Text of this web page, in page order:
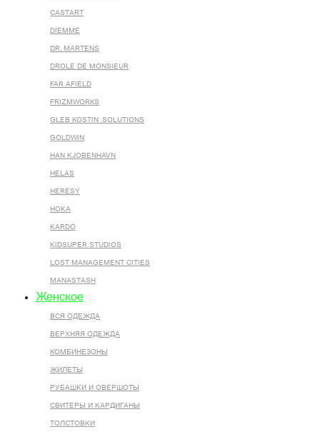
CASTART
DIEMME
DR. MARTENS
DROLE DE MONSIEUR
FAR AFIELD
FRIZMWORKS
GLEB KOSTIN .SOLUTIONS
GOLDWIN
HAN KJOBENHAVN
HELAS
HERESY
HOKA
KARDO
KIDSUPER STUDIOS
LOST MANAGEMENT CITIES
MANASTASH
Женское
ВСЯ ОДЕЖДА
ВЕРХНЯЯ ОДЕЖДА
КОМБИНЕЗОНЫ
ЖИЛЕТЫ
РУБАШКИ И ОВЕРШОТЫ
СВИТЕРЫ И КАРДИГАНЫ
ТОЛСТОВКИ